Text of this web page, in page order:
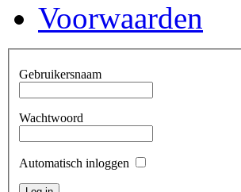
Voorwaarden
Gebruikersnaam
Wachtwoord
Automatisch inloggen